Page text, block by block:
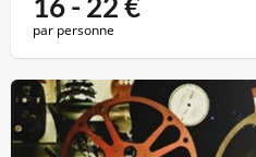
par personne